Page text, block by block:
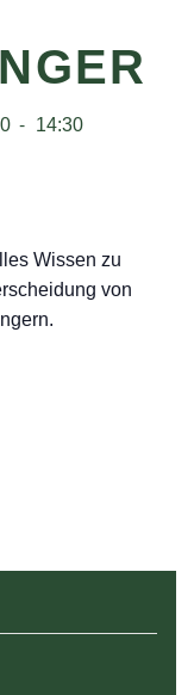
- 14:30
Wissen zu
von